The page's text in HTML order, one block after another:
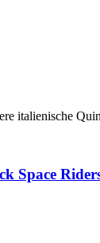
italienische
Space